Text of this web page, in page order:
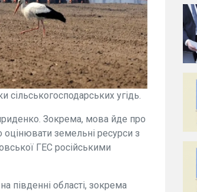
сільськогосподарських угідь.
Зокрема, мова йде про
оцінювати земельні ресурси з
ГЕС російськими
південні області, зокрема